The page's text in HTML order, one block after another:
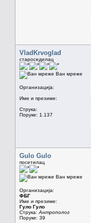
VladKrvoglad
староседелац
Ван мреже
Организација:
Име и презиме:
Струка:
Поруке: 1.137
Gulo Gulo
посетилац
Ван мреже
Организација:
ФБГ
Име и презиме:
Гуло Гуло
Струка: Антрополог
Поруке: 39